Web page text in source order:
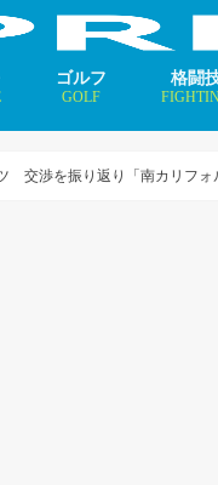
ゴルフ
GOLF
格闘
交渉を振り返り「南カリフ